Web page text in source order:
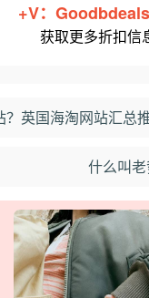
+V：
获取更多折扣信
？英国海淘网站汇总
什么叫